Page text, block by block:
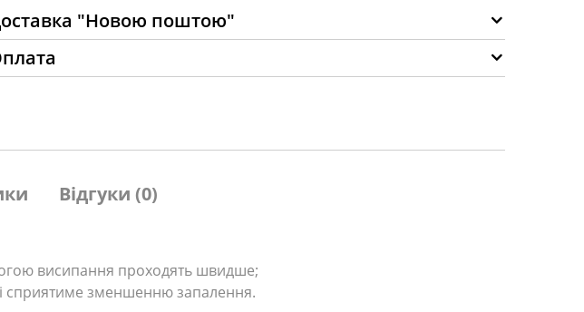
"Новою поштою"
Відгуки (0)
висипання проходять швидше;
сприятиме зменшенню запалення.